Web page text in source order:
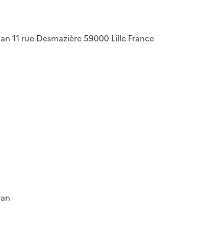
11 rue Desmazière 59000 Lille France